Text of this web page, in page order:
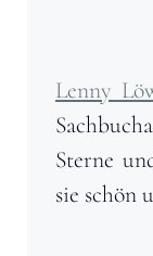
Lenny
Sterne
sie schön